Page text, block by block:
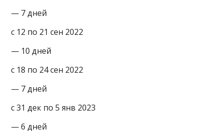
— 7 дней
с 12 по 21 сен 2022
— 10 дней
с 18 по 24 сен 2022
— 7 дней
с 31 дек по 5 янв 2023
— 6 дней